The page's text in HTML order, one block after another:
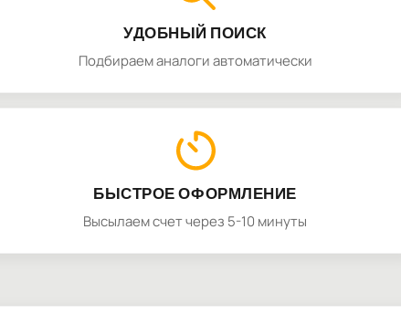
УДОБНЫЙ ПОИСК
Подбираем аналоги автоматически
БЫСТРОЕ ОФОРМЛЕНИЕ
Высылаем счет через 5-10 минуты